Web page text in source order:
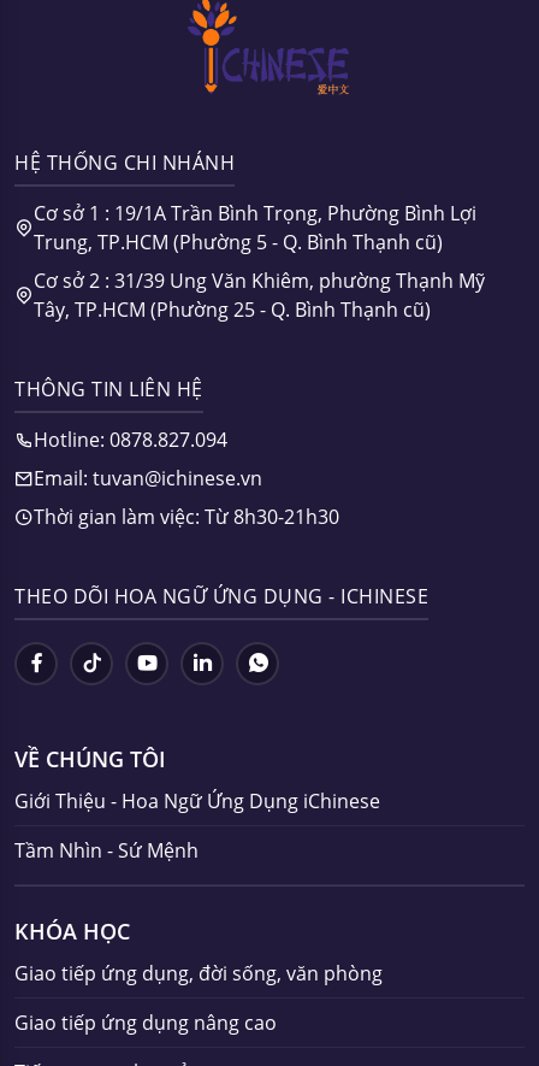
HỆ THỐNG CHI NHÁNH
Cơ sở 1 : 19/1A Trần Bình Trọng, Phường Bình Lợi
Trung, TP.HCM (Phường 5 - Q. Bình Thạnh cũ)
Cơ sở 2 : 31/39 Ung Văn Khiêm, phường Thạnh Mỹ
Tây, TP.HCM (Phường 25 - Q. Bình Thạnh cũ)
THÔNG TIN LIÊN HỆ
Hotline: 0878.827.094
Email: tuvan@ichinese.vn
Thời gian làm việc: Từ 8h30-21h30
THEO DÕI HOA NGỮ ỨNG DỤNG - ICHINESE
VỀ CHÚNG TÔI
Giới Thiệu - Hoa Ngữ Ứng Dụng iChinese
Tầm Nhìn - Sứ Mệnh
KHÓA HỌC
Giao tiếp ứng dụng, đời sống, văn phòng
Giao tiếp ứng dụng nâng cao